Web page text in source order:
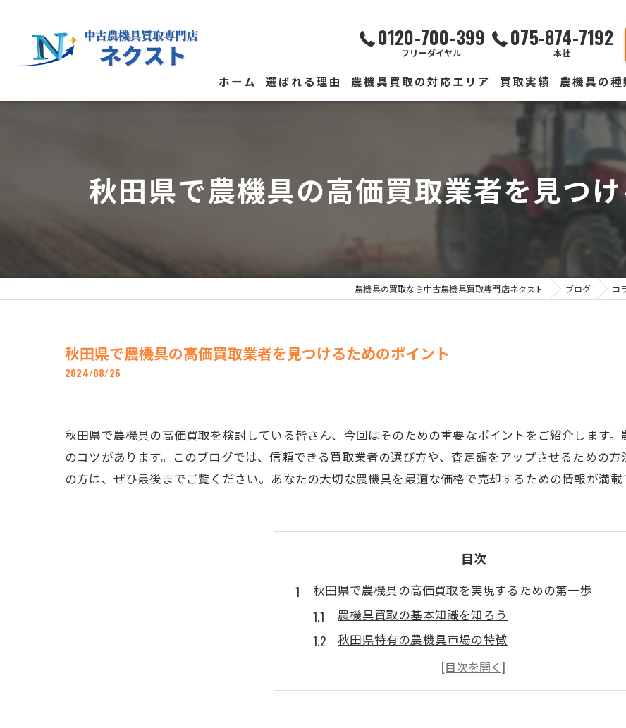
0120-700-399
フリーダイヤル
075-874-7192
本社
ホーム 選ばれる理由 農機具買取の対応エリア 買取実績 農機具の種
コンバイン
ユンボ買取
消毒機全般
草刈・モア
秋田県で農機具の高価買取業者を見つ
農機具の買取なら中古農機具買取専門店ネクスト ブログ コ
秋田県で農機具の高価買取業者を見つけるためのポイント
2024/08/26
秋田県で農機具の高価買取を検討している皆さん、今回はそのための重要なポイントをご紹介します
のコツがあります。このブログでは、信頼できる買取業者の選び方や、査定額をアップさせるための
の方は、ぜひ最後までご覧ください。あなたの大切な農機具を最適な価格で売却するための情報が満載
目次
秋田県で農機具の高価買取を実現するための第一歩
農機具買取の基本知識を知ろう
秋田県特有の農機具市場の特徴
買取業者の選び方に関する重要な要素
農機具の状態チェックとメンテナンス